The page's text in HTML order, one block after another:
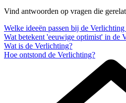
Vind antwoorden op vragen die
Welke ideeën passen bij de
Wat betekent 'eeuwige optimist' in de
Wat is de Verlichting?
Hoe ontstond de Verlichting?